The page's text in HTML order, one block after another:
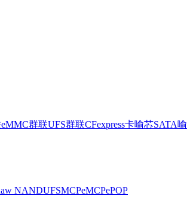
群联UFS群联CFexpress卡喻芯SATA
NANDUFSMCPeMCPePOP